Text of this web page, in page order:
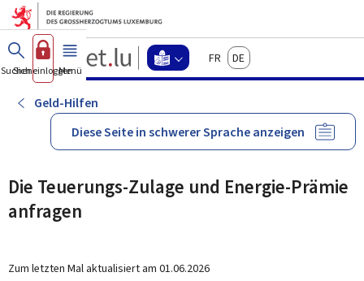
Zum Hauptmenü
Zum Inhalt
Guichet.lu
Sprache
Changer
d'espace
Menu
leichte
sprache
FrançaisDeutsch
Suchen
Sich einloggen
Menü Haupt-
Geld-Hilfen
Diese Seite in schwerer Sprache anzeigen
Die Teuerungs-Zulage und Energie-Prämie
anfragen
Zum letzten Mal aktualisiert am 01.06.2026